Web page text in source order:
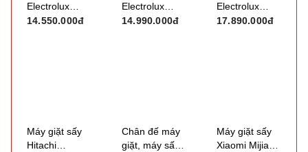
Electrolux
Inverter 11kg
14.550.000đ
Electrolux
UltimateCare
14.990.000đ
Electrolux
UltimateCare
17.890.000đ
Máy giặt sấy
Hitachi
Chân đế máy
giặt, máy sấy
Máy giặt sấy
Xiaomi Mijia